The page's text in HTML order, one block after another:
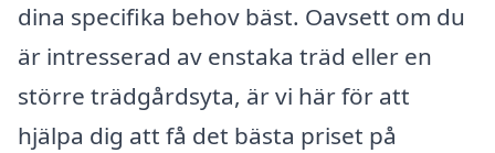
dina specifika behov bäst. Oavsett om du
är intresserad av enstaka träd eller en
större trädgårdsyta, är vi här för att
hjälpa dig att få det bästa priset på